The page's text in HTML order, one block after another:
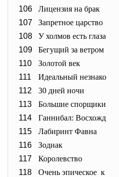
106
Лицензия на брак
107
Запретное царство
108
У холмов есть глаза
109
Бегущий за ветром
110
Золотой век
111
Идеальный незнако
112
30 дней ночи
113
Большие спорщики
114
Ганнибал: Восхожд
115
Лабиринт Фавна
116
Зодиак
117
Королевство
118
Очень эпическое к